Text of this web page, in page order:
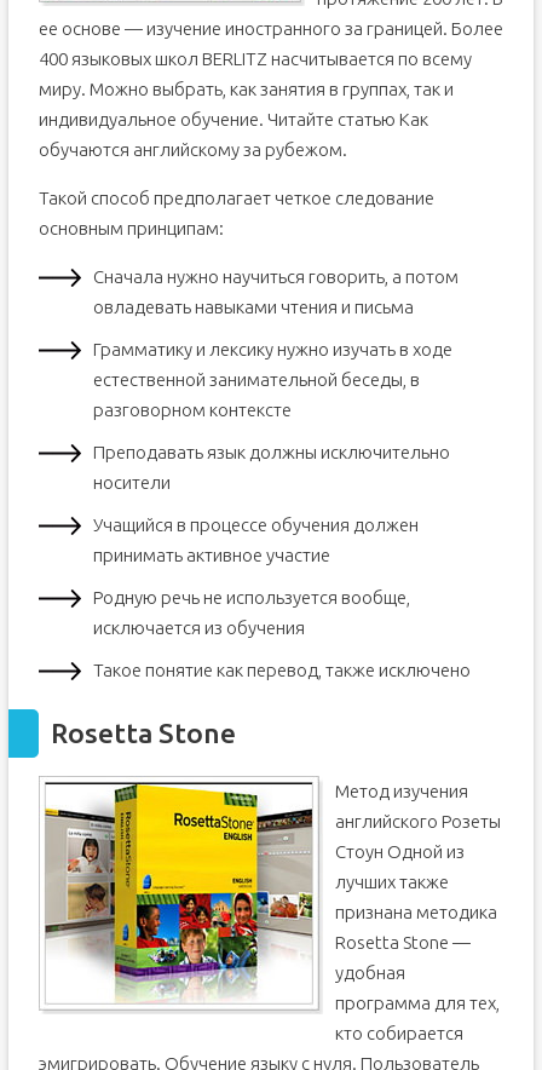
ее основе — изучение иностранного за границей. Более
400 языковых школ BERLITZ насчитывается по всему
миру. Можно выбрать, как занятия в группах, так и
индивидуальное обучение. Читайте статью Как
обучаются английскому за рубежом.
Такой способ предполагает четкое следование
основным принципам:
Сначала нужно научиться говорить, а потом
овладевать навыками чтения и письма
Грамматику и лексику нужно изучать в ходе
естественной занимательной беседы, в
разговорном контексте
Преподавать язык должны исключительно
носители
Учащийся в процессе обучения должен
принимать активное участие
Родную речь не используется вообще,
исключается из обучения
Такое понятие как перевод, также исключено
Rosetta Stone
Метод изучения
английского Розеты
Стоун Одной из
лучших также
признана методика
Rosetta Stone —
удобная
программа для тех,
кто собирается
эмигрировать. Обучение языку с нуля. Пользователь